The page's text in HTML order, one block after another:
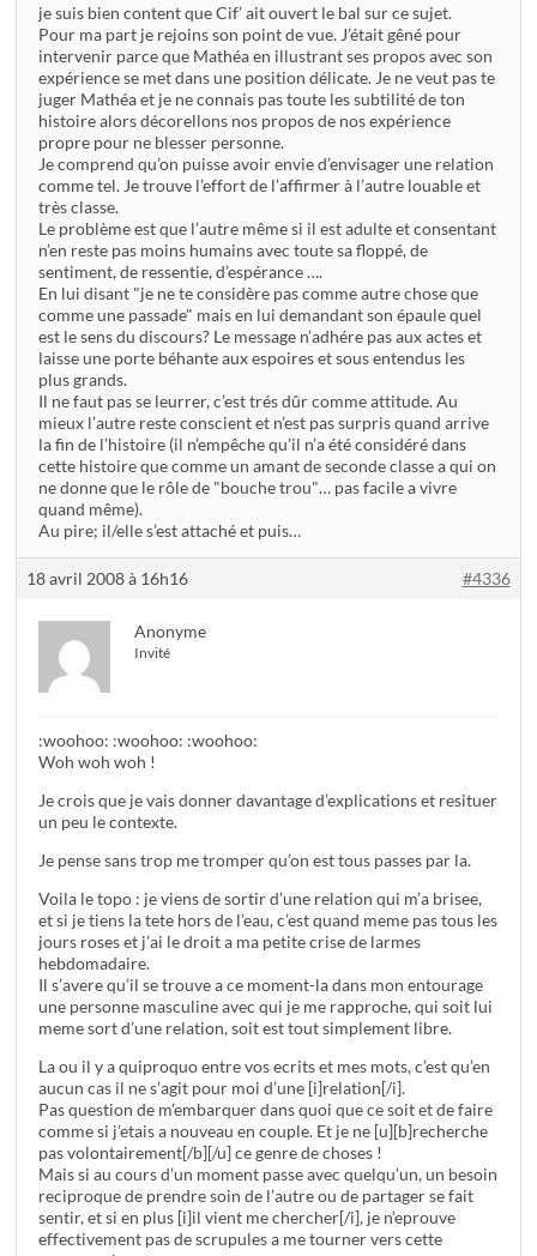
je suis bien content que Cif’ ait ouvert le bal sur ce sujet.
Pour ma part je rejoins son point de vue. J’était gêné pour
intervenir parce que Mathéa en illustrant ses propos avec son
expérience se met dans une position délicate. Je ne veut pas te
juger Mathéa et je ne connais pas toute les subtilité de ton
histoire alors décorellons nos propos de nos expérience
propre pour ne blesser personne.
Je comprend qu’on puisse avoir envie d’envisager une relation
comme tel. Je trouve l’effort de l’affirmer à l’autre louable et
très classe.
Le problème est que l’autre même si il est adulte et consentant
n’en reste pas moins humains avec toute sa floppé, de
sentiment, de ressentie, d’espérance ….
En lui disant "je ne te considère pas comme autre chose que
comme une passade" mais en lui demandant son épaule quel
est le sens du discours? Le message n’adhére pas aux actes et
laisse une porte béhante aux espoires et sous entendus les
plus grands.
Il ne faut pas se leurrer, c’est trés dûr comme attitude. Au
mieux l’autre reste conscient et n’est pas surpris quand arrive
la fin de l’histoire (il n’empêche qu’il n’a été considéré dans
cette histoire que comme un amant de seconde classe a qui on
ne donne que le rôle de "bouche trou"… pas facile a vivre
quand même).
Au pire; il/elle s’est attaché et puis…
18 avril 2008 à 16h16 #4336
Anonyme
Invité
:woohoo: :woohoo: :woohoo:
Woh woh woh !
Je crois que je vais donner davantage d’explications et resituer
un peu le contexte.
Je pense sans trop me tromper qu’on est tous passes par la.
Voila le topo : je viens de sortir d’une relation qui m’a brisee,
et si je tiens la tete hors de l’eau, c’est quand meme pas tous les
jours roses et j’ai le droit a ma petite crise de larmes
hebdomadaire.
Il s’avere qu’il se trouve a ce moment-la dans mon entourage
une personne masculine avec qui je me rapproche, qui soit lui
meme sort d’une relation, soit est tout simplement libre.
La ou il y a quiproquo entre vos ecrits et mes mots, c’est qu’en
aucun cas il ne s’agit pour moi d’une [i]relation[/i].
Pas question de m’embarquer dans quoi que ce soit et de faire
comme si j’etais a nouveau en couple. Et je ne [u][b]recherche
pas volontairement[/b][/u] ce genre de choses !
Mais si au cours d’un moment passe avec quelqu’un, un besoin
reciproque de prendre soin de l’autre ou de partager se fait
sentir, et si en plus [i]il vient me chercher[/i], je n’eprouve
effectivement pas de scrupules a me tourner vers cette